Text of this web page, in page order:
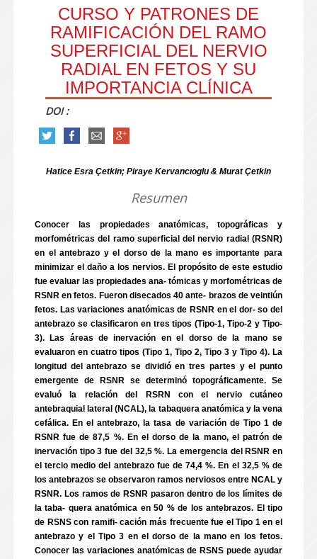
CURSO Y PATRONES DE
RAMIFICACIÓN DEL RAMO
SUPERFICIAL DEL NERVIO
RADIAL EN FETOS Y SU
IMPORTANCIA CLÍNICA
DOI :
Hatice Esra Çetkin; Piraye Kervancıoglu & Murat Çetkin
Resumen
Conocer las propiedades anatómicas, topográficas y
morfométricas del ramo superficial del nervio radial (RSNR)
en el antebrazo y el dorso de la mano es importante para
minimizar el daño a los nervios. El propósito de este estudio
fue evaluar las propiedades ana- tómicas y morfométricas de
RSNR en fetos. Fueron disecados 40 ante- brazos de veintiún
fetos. Las variaciones anatómicas de RSNR en el dor- so del
antebrazo se clasificaron en tres tipos (Tipo-1, Tipo-2 y Tipo-
3). Las áreas de inervación en el dorso de la mano se
evaluaron en cuatro tipos (Tipo 1, Tipo 2, Tipo 3 y Tipo 4). La
longitud del antebrazo se dividió en tres partes y el punto
emergente de RSNR se determinó topográficamente. Se
evaluó la relación del RSRN con el nervio cutáneo
antebraquial lateral (NCAL), la tabaquera anatómica y la vena
cefálica. En el antebrazo, la tasa de variación de Tipo 1 de
RSNR fue de 87,5 %. En el dorso de la mano, el patrón de
inervación tipo 3 fue del 32,5 %. La emergencia del RSNR en
el tercio medio del antebrazo fue de 74,4 %. En el 32,5 % de
los antebrazos se observaron ramos nerviosos entre NCAL y
RSNR. Los ramos de RSNR pasaron dentro de los límites de
la taba- quera anatómica en 50 % de los antebrazos. El tipo
de RSNS con ramifi- cación más frecuente fue el Tipo 1 en el
antebrazo y el Tipo 3 en el dorso de la mano en los fetos.
Conocer las variaciones anatómicas de RSNS puede ayudar